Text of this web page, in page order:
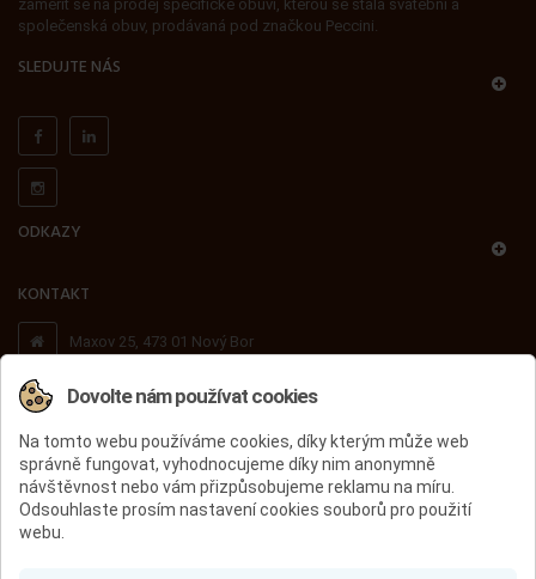
zaměřit se na prodej specifické obuvi, kterou se stala svatební a
společenská obuv, prodávaná pod značkou Peccini.
SLEDUJTE NÁS
ODKAZY
KONTAKT
Maxov 25, 473 01 Nový Bor
+420 603 503 716
peccini@peccini.cz
Dovolte nám používat cookies
Na tomto webu používáme cookies, díky kterým může web
správně fungovat, vyhodnocujeme díky nim anonymně
návštěvnost nebo vám přizpůsobujeme reklamu na míru.
Odsouhlaste prosím nastavení cookies souborů pro použití
webu.